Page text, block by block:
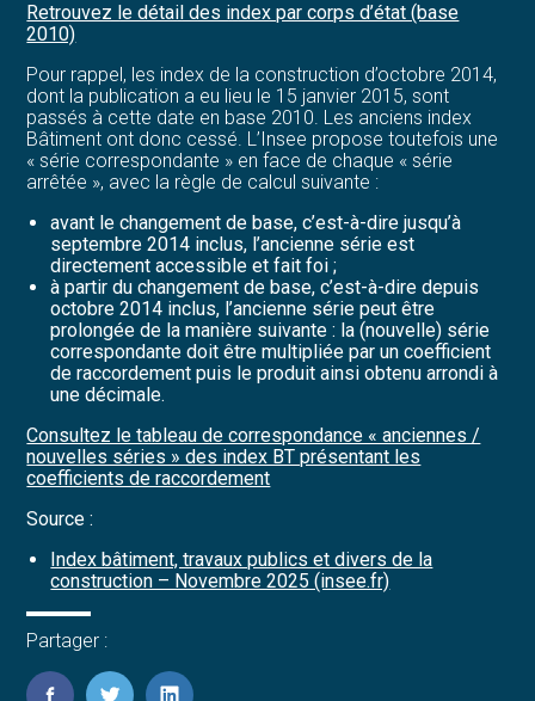
Retrouvez le détail des index par corps d’état (base
2010)
Pour rappel, les index de la construction d’octobre 2014,
dont la publication a eu lieu le 15 janvier 2015, sont
passés à cette date en base 2010. Les anciens index
Bâtiment ont donc cessé. L’Insee propose toutefois une
« série correspondante » en face de chaque « série
arrêtée », avec la règle de calcul suivante :
avant le changement de base, c’est-à-dire jusqu’à
septembre 2014 inclus, l’ancienne série est
directement accessible et fait foi ;
à partir du changement de base, c’est-à-dire depuis
octobre 2014 inclus, l’ancienne série peut être
prolongée de la manière suivante : la (nouvelle) série
correspondante doit être multipliée par un coefficient
de raccordement puis le produit ainsi obtenu arrondi à
une décimale.
Consultez le tableau de correspondance « anciennes /
nouvelles séries » des index BT présentant les
coefficients de raccordement
Source :
Index bâtiment, travaux publics et divers de la
construction – Novembre 2025 (insee.fr)
Partager :